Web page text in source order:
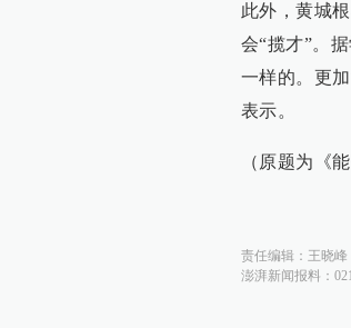
此外，黄城
会“揽才”。
一样的。更
表示。
（原题为《
责任编辑： 王晓峰
澎湃新闻报料：